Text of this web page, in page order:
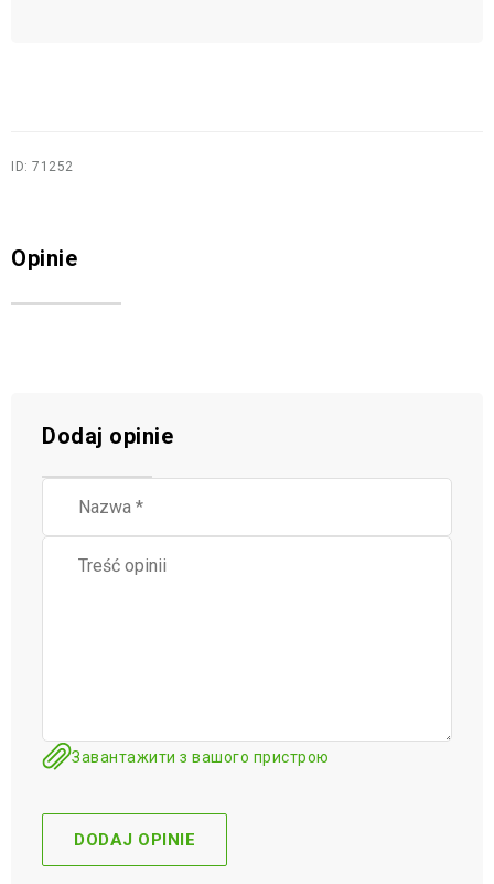
ID: 71252
Opinie
Dodaj opinie
Завантажити з вашого пристрою